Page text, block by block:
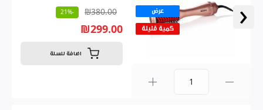
‹ عرض
كمية قليلة
₪380.00
-21%
₪299.00
اضافة للسلة